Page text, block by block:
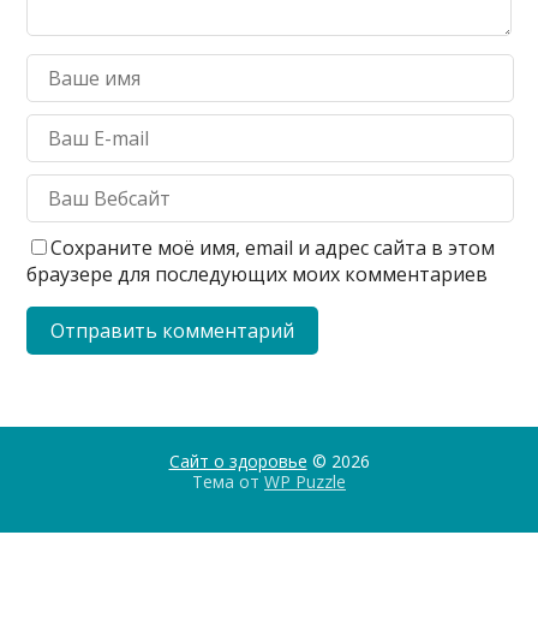
Сохраните моё имя, email и адрес сайта в этом
браузере для последующих моих комментариев
Сайт о здоровье © 2026
Тема от WP Puzzle